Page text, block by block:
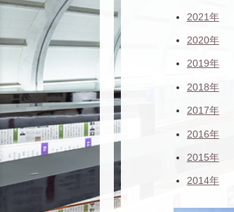
2021年
2020年
2019年
2018年
2017年
2016年
2015年
2014年